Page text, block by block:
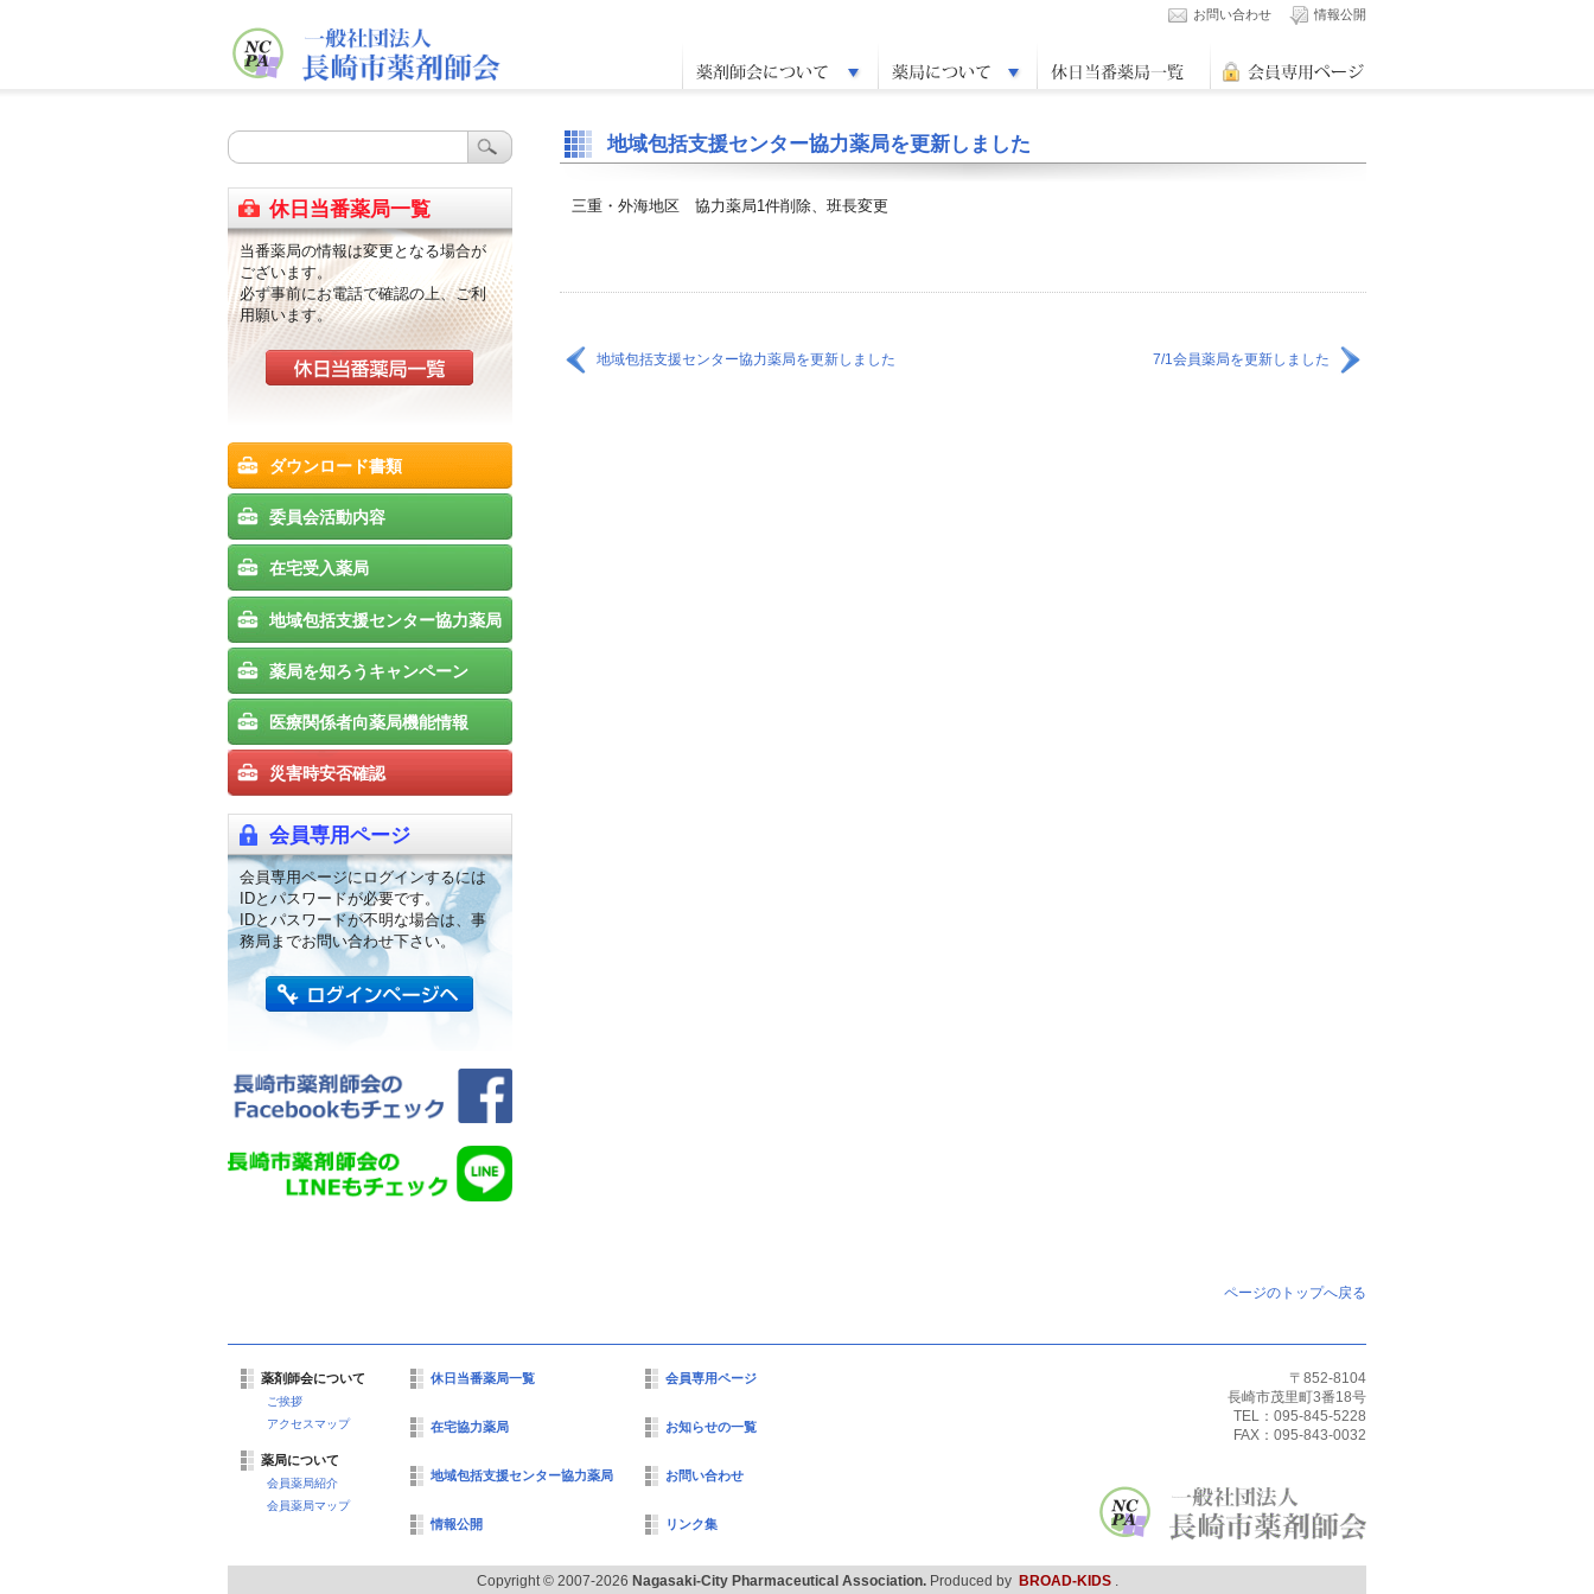
お問い合わせ 情報公開
地域包括支援センター協力薬局を更新しました
三重・外海地区 協力薬局1件削除、班長変更
地域包括支援センター協力薬局を更新しました 7/1会員薬局を更新しました
休日当番薬局一覧
当番薬局の情報は変更となる場合が
ございます。
必ず事前にお電話で確認の上、ご利
用願います。
ダウンロード書類
委員会活動内容
在宅受入薬局
地域包括支援センター協力薬局
薬局を知ろうキャンペーン
医療関係者向薬局機能情報
災害時安否確認
会員専用ページ
会員専用ページにログインするには
IDとパスワードが必要です。
IDとパスワードが不明な場合は、事
務局までお問い合わせ下さい。
ページのトップへ戻る
薬剤師会について
ご挨拶
アクセスマップ
薬局について
会員薬局紹介
会員薬局マップ
休日当番薬局一覧
在宅協力薬局
地域包括支援センター協力薬局
情報公開
会員専用ページ
お知らせの一覧
お問い合わせ
リンク集
〒852-8104
長崎市茂里町3番18号
TEL：095-845-5228
FAX：095-843-0032
Copyright © 2007-2026 Nagasaki-City Pharmaceutical Association.Produced by BROAD-KIDS .